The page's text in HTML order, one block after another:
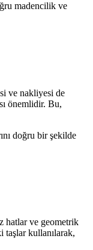
madencilik ve
ve nakliyesi de
önemlidir. Bu,
doğru bir şekilde
hatlar ve geometrik
taşlar kullanılarak,